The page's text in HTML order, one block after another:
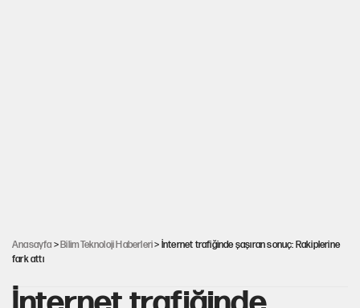
Anasayfa >Bilim Teknoloji Haberleri> İnternet trafiğinde şaşıran sonuç: Rakiplerine
fark attı